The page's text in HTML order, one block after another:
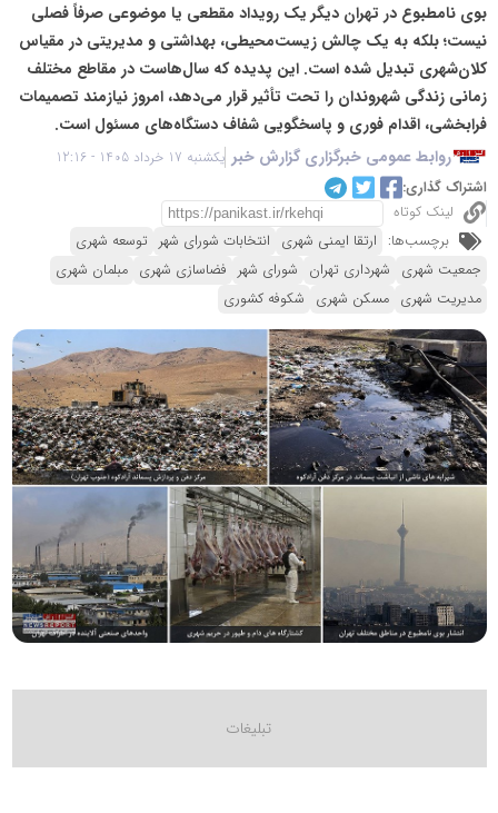
بوی نامطبوع در تهران دیگر یک رویداد مقطعی یا موضوعی صرفاً فصلی
نیست؛ بلکه به یک چالش زیست‌محیطی، بهداشتی و مدیریتی در مقیاس
کلان‌شهری تبدیل شده است. این پدیده که سال‌هاست در مقاطع مختلف
زمانی زندگی شهروندان را تحت تأثیر قرار می‌دهد، امروز نیازمند تصمیمات
فرابخشی، اقدام فوری و پاسخگویی شفاف دستگاه‌های مسئول است.
روابط عمومی خبرگزاری گزارش خبر یکشنبه 17 خرداد 1405 - 12:16
اشتراک گذاری:
لینک کوتاه
برچسب‌ها: ارتقا ایمنی شهری انتخابات شورای شهر توسعه شهری
جمعیت شهری شهرداری تهران شورای شهر فضاسازی شهری مبلمان شهری
مدیریت شهری مسکن شهری شکوفه کشوری